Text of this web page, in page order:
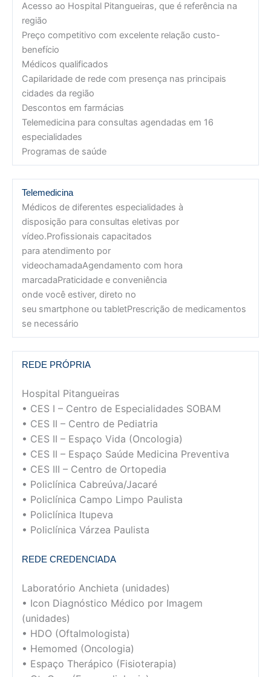
Acesso ao Hospital Pitangueiras, que é referência na
região
Preço competitivo com excelente relação custo-
benefício
Médicos qualificados
Capilaridade de rede com presença nas principais
cidades da região
Descontos em farmácias
Telemedicina para consultas agendadas em 16
especialidades
Programas de saúde
Telemedicina
Médicos de diferentes especialidades à
disposição para consultas eletivas por
vídeo.Profissionais capacitados
para atendimento por
videochamadaAgendamento com hora
marcadaPraticidade e conveniência
onde você estiver, direto no
seu smartphone ou tabletPrescrição de medicamentos
se necessário
REDE PRÓPRIA
Hospital Pitangueiras
• CES I – Centro de Especialidades SOBAM
• CES II – Centro de Pediatria
• CES II – Espaço Vida (Oncologia)
• CES II – Espaço Saúde Medicina Preventiva
• CES III – Centro de Ortopedia
• Policlínica Cabreúva/Jacaré
• Policlínica Campo Limpo Paulista
• Policlínica Itupeva
• Policlínica Várzea Paulista
REDE CREDENCIADA
Laboratório Anchieta (unidades)
• Icon Diagnóstico Médico por Imagem
(unidades)
• HDO (Oftalmologista)
• Hemomed (Oncologia)
• Espaço Therápico (Fisioterapia)